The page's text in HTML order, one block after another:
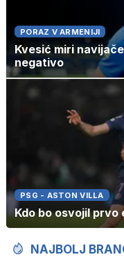
PORAZ V ARMENIJI
Kvesić miri
negativo
PSG - ASTON VILLA
Kdo bo osvojil prvo
NAJBOLJ